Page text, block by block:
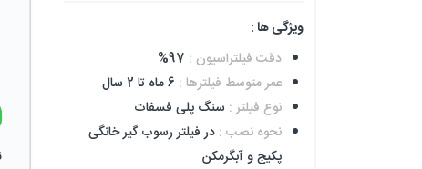
ویژگی ها :
دقت فیلتراسیون :
97%
عمر متوسط فیلترها : 6 ماه تا 2 سال
نوع فیلتر: سنگ پلی فسفات
نحوه نصب : در فیلتر رسوب گیر خانگی
پکیج و آبگرمکن